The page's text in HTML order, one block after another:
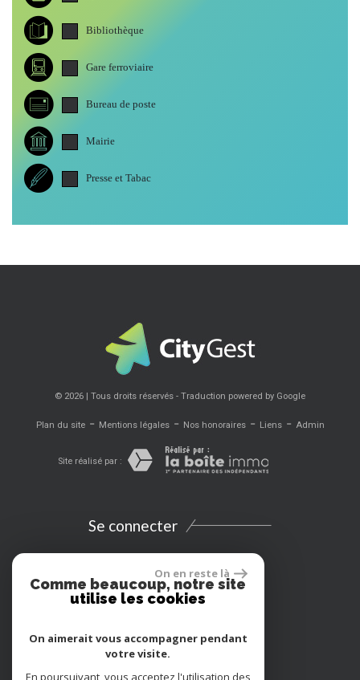
Bibliothèque
Gare ferroviaire
Bureau de poste
Mairie
Presse et Tabac
© 2026 | Tous droits réservés - Traduction powered by Google
Plan du site- Mentions légales- Nos honoraires- Liens- Admin
Site réalisé par :
Se connecter
Espace propriétaires
Extranet
Location vacances
On en reste là
Comme beaucoup, notre site
utilise les cookies
On aimerait vous accompagner pendant
votre visite.
En poursuivant, vous acceptez l'utilisation des